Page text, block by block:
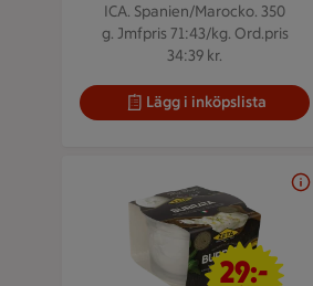
ICA. Spanien/Marocko. 350
g. Jmfpris 71:43/kg. Ord.pris
34:39 kr.
Lägg i inköpslista
29 kr/st
29:-